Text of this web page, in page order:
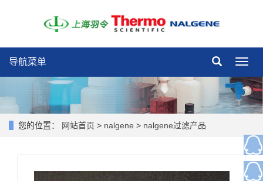
导
菜
单
导航菜单
您的位置： 网站首页 > nalgene > nalgene过滤产品